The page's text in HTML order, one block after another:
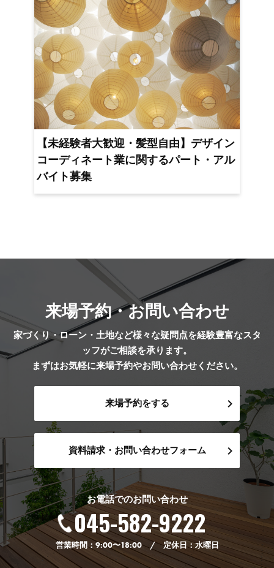
【未経験者大歓迎・髪型自由】デザイン
コーディネート業に関するパート・アル
バイト募集
来場予約・お問い合わせ
家づくり・ローン・土地など様々な疑問点を経験豊富なスタ
ッフがご相談を承ります。
まずはお気軽に来場予約やお問い合わせください。
来場予約をする
資料請求・お問い合わせフォーム
お電話でのお問い合わせ
045-582-9222
営業時間：9:00〜18:00 / 定休日：水曜日